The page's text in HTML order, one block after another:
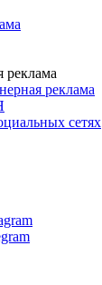
реклама
реклама
сетях